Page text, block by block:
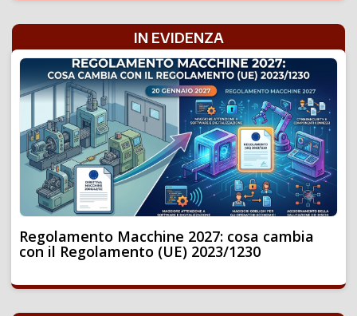
IN EVIDENZA
Regolamento Macchine 2027: cosa cambia
con il Regolamento (UE) 2023/1230